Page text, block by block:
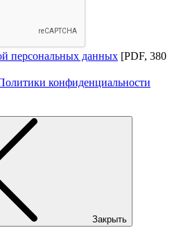
персональных данных [PDF, 380
конфиденциальности
Закрыть